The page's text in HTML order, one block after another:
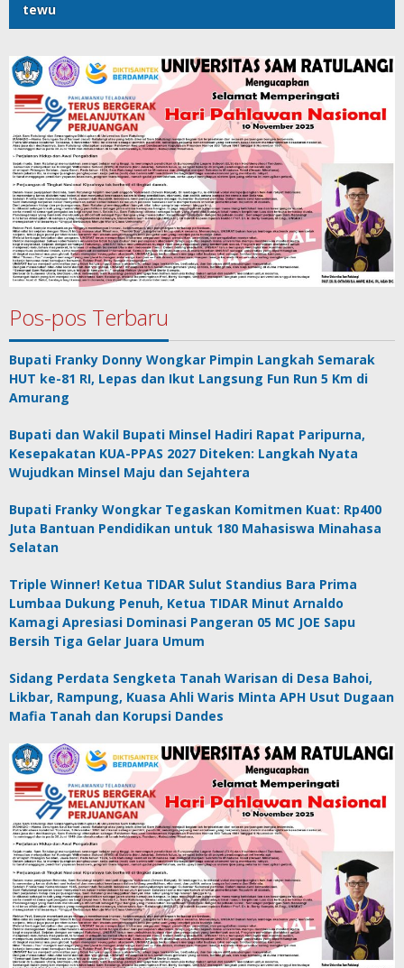
tewu
Pos-pos Terbaru
Bupati Franky Donny Wongkar Pimpin Langkah Semarak
HUT ke-81 RI, Lepas dan Ikut Langsung Fun Run 5 Km di
Amurang
Bupati dan Wakil Bupati Minsel Hadiri Rapat Paripurna,
Kesepakatan KUA-PPAS 2027 Diteken: Langkah Nyata
Wujudkan Minsel Maju dan Sejahtera
Bupati Franky Wongkar Tegaskan Komitmen Kuat: Rp400
Juta Bantuan Pendidikan untuk 180 Mahasiswa Minahasa
Selatan
Triple Winner! Ketua TIDAR Sulut Standius Bara Prima
Lumbaa Dukung Penuh, Ketua TIDAR Minut Arnaldo
Kamagi Apresiasi Dominasi Pangeran 05 MC JOE Sapu
Bersih Tiga Gelar Juara Umum
Sidang Perdata Sengketa Tanah Warisan di Desa Bahoi,
Likbar, Rampung, Kuasa Ahli Waris Minta APH Usut Dugaan
Mafia Tanah dan Korupsi Dandes